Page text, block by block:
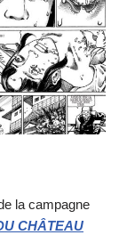
la campagne
CHÂTEAU